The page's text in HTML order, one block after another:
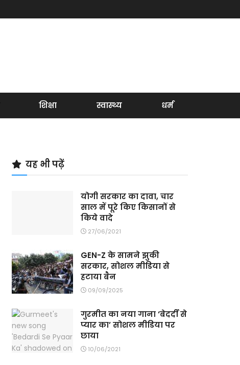
शिक्षा स्वास्थ्य धर्म
यह भी पढ़ें
योगी सरकार का दावा, चार
साल में पूरे किए किसानों से
किये वादे
27/06/2021
GEN-Z के सामने झुकी
सरकार, सोशल मीडिया से
हटाया बैन
09/09/2025
गुरमीत का नया गाना ‘बेदर्दी से
प्यार का’ सोशल मीडिया पर
छाया
10/06/2021